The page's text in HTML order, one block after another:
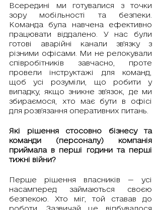
Всередині ми готувалися з точки
зору мобільності та безпеки.
Команда була навчена ефективно
працювати віддалено. У нас були
готові аварійні канали зв’язку з
різними офісами. Ми не релокували
співробітників завчасно, проте
провели інструктажі для команд,
щоб усі розуміли, що робити у
випадку, якщо зникне зв’язок, де ми
збираємося, хто має бути в офісі
для розв’язання оперативних питань.
Які рішення стосовно бізнесу та
команди (персоналу) компанія
приймала в перші години та перші
тижні війни?
Перше рішення власників — усі
насамперед займаються своєю
безпекою. Хто міг, той ставав до
роботи. Зазвичай це відбувалося